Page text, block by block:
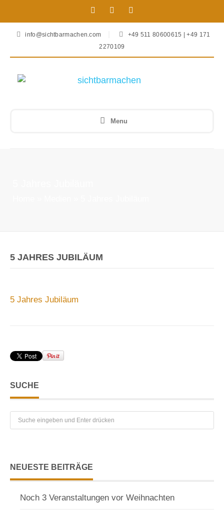
info@sichtbarmachen.com
+49 511 80600615 | +49 171
2270109
Menu
5 JAHRES JUBILÄUM
5 Jahres Jubiläum
SUCHE
NEUESTE BEITRÄGE
Noch 3 Veranstaltungen vor Weihnachten